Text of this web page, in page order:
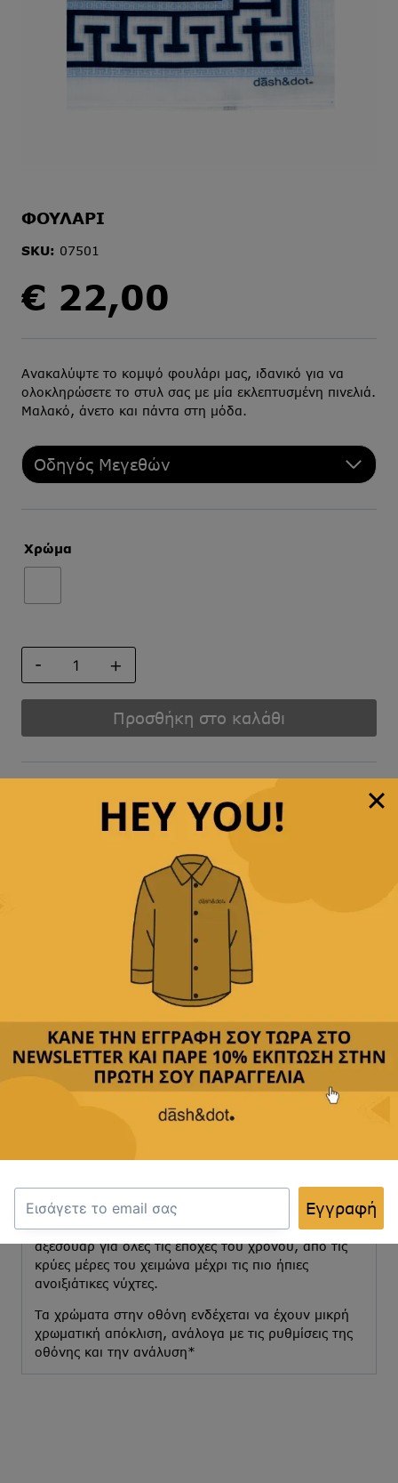
ΦΟΥΛΑΡΙ
SKU: 07501
€ 22,00
Ανακαλύψτε το κομψό φουλάρι μας, ιδανικό για να
ολοκληρώσετε το στυλ σας με μία εκλεπτυσμένη πινελιά.
Μαλακό, άνετο και πάντα στη μόδα.
Οδηγός Μεγεθών
Χρώμα
ποσότητα
Προσθήκη στο καλάθι
Παρέχουμεδωρεάν μεταφορικά με αγορές άνω των
όλες τις πιστωτικές
Περιγραφή
Κριτικές(0)
Αποστολή & Επιστροφές
ελαφρύ ύφασμα, προσφέρει άνεση και ζεστασιά
χωρίς να χάνει την αίσθηση του στυλ. Διαθέσιμο σε
μοντέρνα σχέδια και χρώματα, είναι το ιδανικό
αξεσουάρ για όλες τις εποχές του χρόνου, από τις
κρύες μέρες του χειμώνα μέχρι τις πιο ήπιες
ανοιξιάτικες νύχτες.
Τα χρώματα στην οθόνη ενδέχεται να έχουν μικρή
χρωματική απόκλιση, ανάλογα με τις ρυθμίσεις της
οθόνης και την ανάλυση*
Εγγραφή